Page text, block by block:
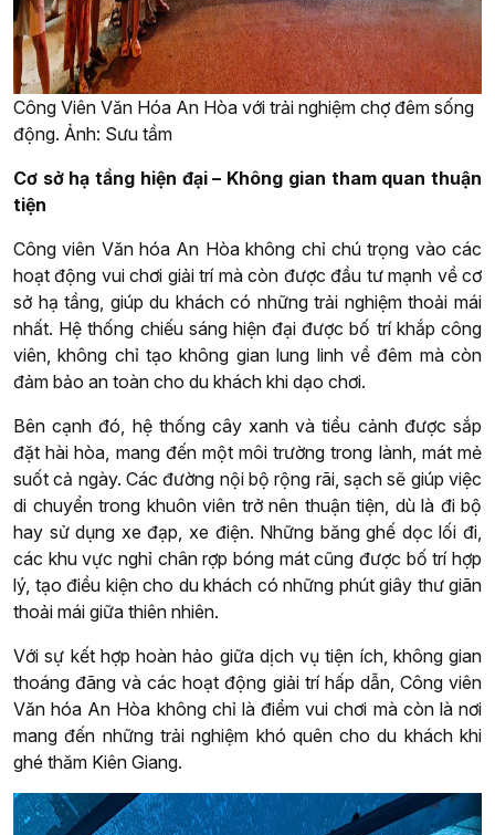
Công Viên Văn Hóa An Hòa với trải nghiệm chợ đêm sống
động. Ảnh: Sưu tầm
Cơ sở hạ tầng hiện đại – Không gian tham quan thuận
tiện
Công viên Văn hóa An Hòa không chỉ chú trọng vào các
hoạt động vui chơi giải trí mà còn được đầu tư mạnh về cơ
sở hạ tầng, giúp du khách có những trải nghiệm thoải mái
nhất. Hệ thống chiếu sáng hiện đại được bố trí khắp công
viên, không chỉ tạo không gian lung linh về đêm mà còn
đảm bảo an toàn cho du khách khi dạo chơi.
Bên cạnh đó, hệ thống cây xanh và tiểu cảnh được sắp
đặt hài hòa, mang đến một môi trường trong lành, mát mẻ
suốt cả ngày. Các đường nội bộ rộng rãi, sạch sẽ giúp việc
di chuyển trong khuôn viên trở nên thuận tiện, dù là đi bộ
hay sử dụng xe đạp, xe điện. Những băng ghế dọc lối đi,
các khu vực nghỉ chân rợp bóng mát cũng được bố trí hợp
lý, tạo điều kiện cho du khách có những phút giây thư giãn
thoải mái giữa thiên nhiên.
Với sự kết hợp hoàn hảo giữa dịch vụ tiện ích, không gian
thoáng đãng và các hoạt động giải trí hấp dẫn, Công viên
Văn hóa An Hòa không chỉ là điểm vui chơi mà còn là nơi
mang đến những trải nghiệm khó quên cho du khách khi
ghé thăm Kiên Giang.